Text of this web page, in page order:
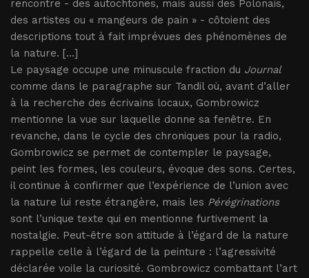
rencontre - des autochtones, mais aussi des Polonais,
des artistes ou « mangeurs de pain » - côtoient des
descriptions tout à fait imprévues des phénomènes de
la nature. [...]
Le paysage occupe une minuscule fraction du Journal
comme dans le paragraphe sur Tandil où, avant d’aller
à la recherche des écrivains locaux, Gombrowicz
mentionne la vue sur laquelle donne sa fenêtre. En
revanche, dans le cycle des chroniques pour la radio,
Gombrowicz se permet de contempler le paysage,
peint les formes, les couleurs, évoque des sons. Certes,
il continue à confirmer que l’expérience de l’union avec
la nature lui reste étrangère, mais les Pérégrinations
sont l’unique texte qui en mentionne furtivement la
nostalgie. Peut-être son attitude à l’égard de la nature
rappelle celle à l’égard de la peinture : l’agressivité
déclarée voile la curiosité. Gombrowicz combattant l’art